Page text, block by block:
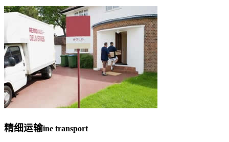
精细运输ine transport